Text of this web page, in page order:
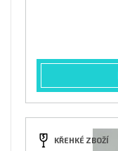
KŘEHKÉ ZBOŽÍ